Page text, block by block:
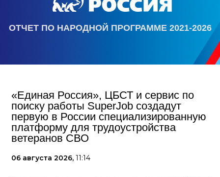
ОТЧЕТ ПО НАРОДНОЙ ПРОГРАММЕ 2021-2026
«Единая Россия», ЦБСТ и сервис по
поиску работы SuperJob создадут
первую в России специализированную
платформу для трудоустройства
ветеранов СВО
06 августа 2026, 11:14